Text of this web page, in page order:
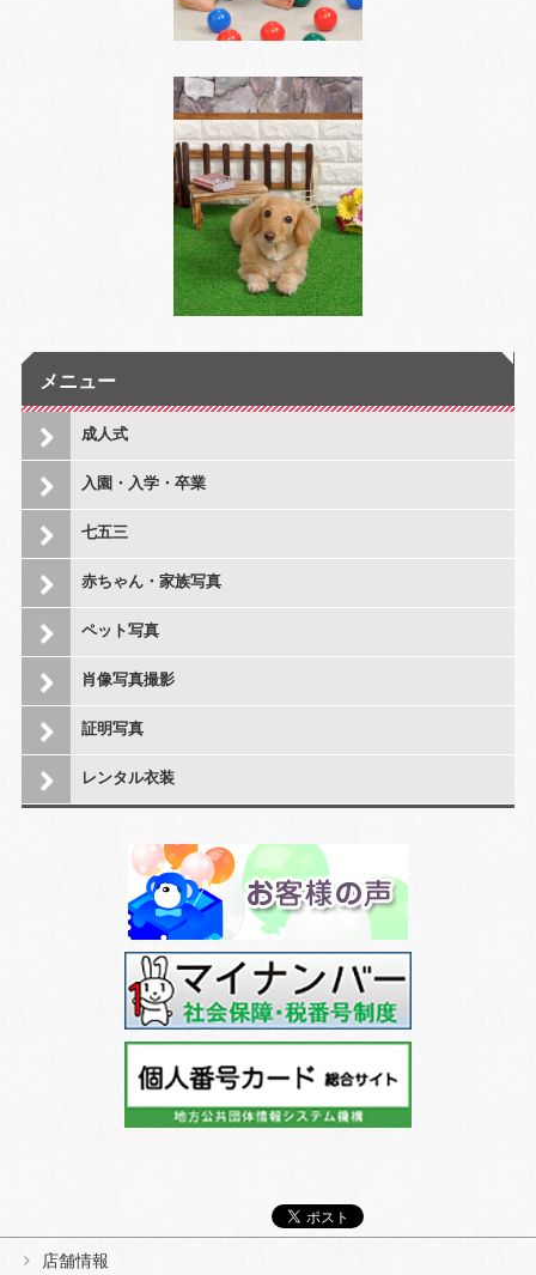
メニュー
成人式
入園・入学・卒業
七五三
赤ちゃん・家族写真
ペット写真
肖像写真撮影
証明写真
レンタル衣装
店舗情報